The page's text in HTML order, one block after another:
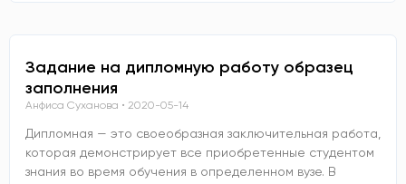
Задание на дипломную работу образец
заполнения
Анфиса Суханова 2020-05-14
Дипломная — это своеобразная заключительная работа,
которая демонстрирует все приобретенные студентом
знания во время обучения в определенном вузе. В